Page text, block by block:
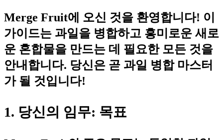
Merge Fruit에 오신 것을 환영합니다! 이
가이드는 과일을 병합하고 흥미로운 새로
운 혼합물을 만드는 데 필요한 모든 것을
안내합니다. 당신은 곧 과일 병합 마스터
가 될 것입니다!
1. 당신의 임무: 목표